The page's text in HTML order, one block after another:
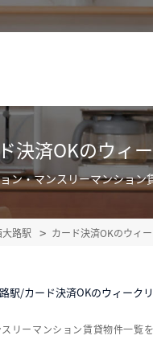
決済OKのウィ
ン・マンスリーマンショ
大路駅 カード決済OKのウィ
駅/カード決済OKのウィーク
リーマンション賃貸物件一覧